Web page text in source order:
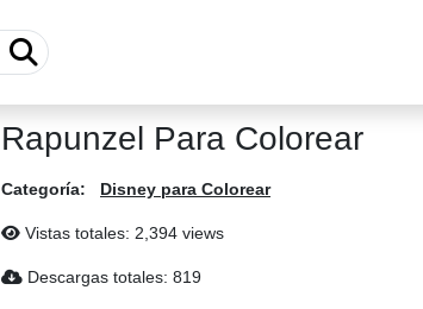
Rapunzel Para Colorear
Categoría: Disney para Colorear
Vistas totales: 2,394 views
Descargas totales: 819